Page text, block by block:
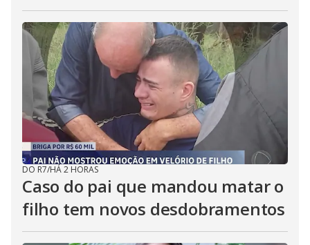
DO R7/HÁ 2 HORAS
Caso do pai que mandou matar o
filho tem novos desdobramentos